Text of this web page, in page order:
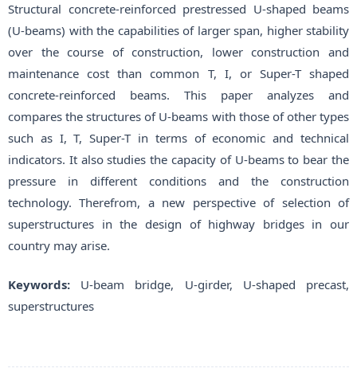
Structural concrete-reinforced prestressed U-shaped beams
(U-beams) with the capabilities of larger span, higher stability
over the course of construction, lower construction and
maintenance cost than common T, I, or Super-T shaped
concrete-reinforced beams. This paper analyzes and
compares the structures of U-beams with those of other types
such as I, T, Super-T in terms of economic and technical
indicators. It also studies the capacity of U-beams to bear the
pressure in different conditions and the construction
technology. Therefrom, a new perspective of selection of
superstructures in the design of highway bridges in our
country may arise.
Keywords: U-beam bridge, U-girder, U-shaped precast,
superstructures